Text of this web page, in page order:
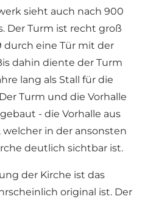
sieht auch nach 900
Der Turm ist recht groß
durch eine Tür mit der
dahin diente der Turm
lang als Stall für die
Turm und die Vorhalle
- die Vorhalle aus
in der ansonsten
deutlich sichtbar ist.
der Kirche ist das
original ist. Der